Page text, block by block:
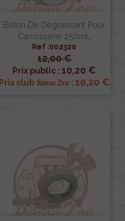
Bidon De Dégraissant Pour
Carrosserie 250mL
Ref :002320
12,00 €
Prix public : 10,20 €
Prix club Renov 2cv : 10,20 €